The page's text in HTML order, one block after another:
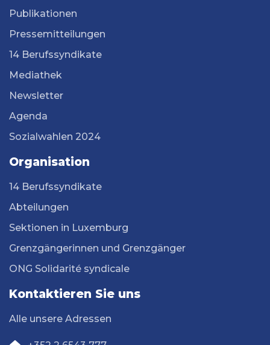
Publikationen
Pressemitteilungen
14 Berufssyndikate
Mediathek
Newsletter
Agenda
Sozialwahlen 2024
Organisation
14 Berufssyndikate
Abteilungen
Sektionen in Luxemburg
Grenzgängerinnen und Grenzgänger
ONG Solidarité syndicale
Kontaktieren Sie uns
Alle unsere Adressen